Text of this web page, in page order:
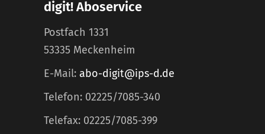
digit! Aboservice
Postfach 1331
53335 Meckenheim
E-Mail: abo-digit@ips-d.de
Telefon: 02225/7085-340
Telefax: 02225/7085-399